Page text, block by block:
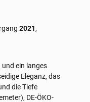
2021,
ein langes
Eleganz, das
die Tiefe
DE-ÖKO-